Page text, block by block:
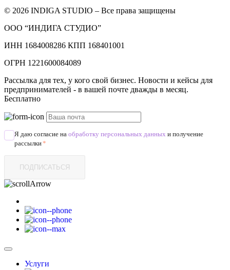
© 2026 INDIGA STUDIO – Все права защищены
ООО “ИНДИГА СТУДИО”
ИНН 1684008286 КПП 168401001
ОГРН 1221600084089
Рассылка для тех, у кого свой бизнес. Новости и кейсы для
предпринимателей - в вашей почте дважды в месяц.
Бесплатно
Я даю согласие на обработку персональных данных и получение
рассылки*
ПОДПИСАТЬСЯ
Услуги